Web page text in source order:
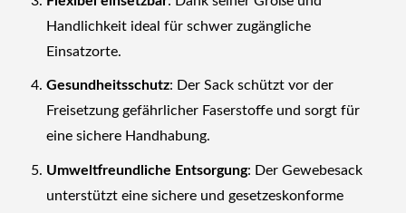
Handlichkeit ideal für schwer zugängliche
Einsatzorte.
Gesundheitsschutz: Der Sack schützt vor der
Freisetzung gefährlicher Faserstoffe und sorgt für
eine sichere Handhabung.
Umweltfreundliche Entsorgung: Der Gewebesack
unterstützt eine sichere und gesetzeskonforme